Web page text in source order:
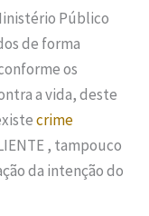
Público
de forma
os
a vida, deste
crime
, tampouco
da intenção do